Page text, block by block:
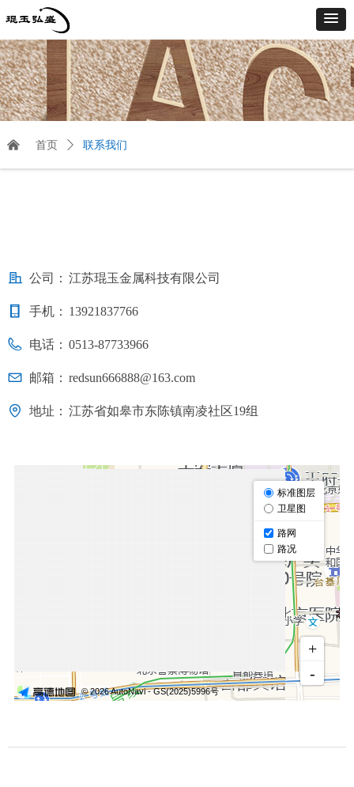
낀 首页 ꄲ 联系我们
公司： 江苏琨玉金属科技有限公司
手机： 13921837766
电话： 0513-87733966
邮箱： redsun666888@163.com
地址： 江苏省如皋市东陈镇南凌社区19组